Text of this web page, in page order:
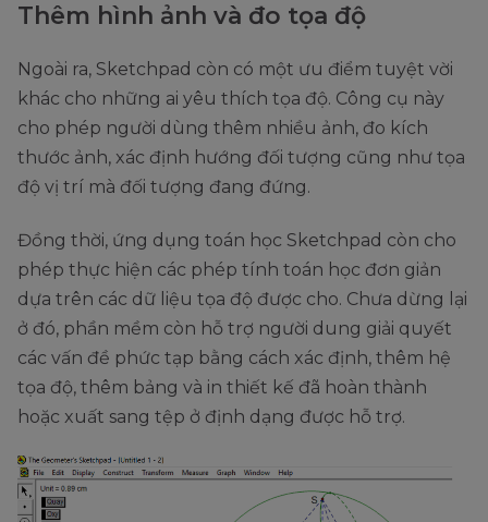
Thêm hình ảnh và đo tọa độ
Ngoài ra, Sketchpad còn có một ưu điểm tuyệt vời
khác cho những ai yêu thích tọa độ. Công cụ này
cho phép người dùng thêm nhiều ảnh, đo kích
thước ảnh, xác định hướng đối tượng cũng như tọa
độ vị trí mà đối tượng đang đứng.
Đồng thời, ứng dụng toán học Sketchpad còn cho
phép thực hiện các phép tính toán học đơn giản
dựa trên các dữ liệu tọa độ được cho. Chưa dừng lại
ở đó, phần mềm còn hỗ trợ người dung giải quyết
các vấn đề phức tạp bằng cách xác định, thêm hệ
tọa độ, thêm bảng và in thiết kế đã hoàn thành
hoặc xuất sang tệp ở định dạng được hỗ trợ.